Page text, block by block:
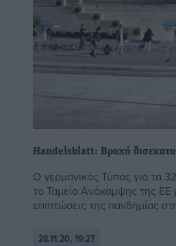
Handelsblatt: Βροχή
Ο γερμανικός Τύπος για τα
το Ταμείο Ανάκαμψης της ΕΕ
επιπτώσεις της πανδημίας
28.11.20, 19:27